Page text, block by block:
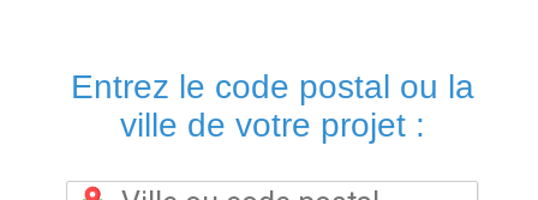
Entrez le code postal ou la
ville de votre projet :